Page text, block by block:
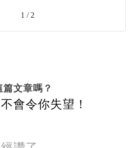
1 / 2
篇文章嗎？
會令你失望！